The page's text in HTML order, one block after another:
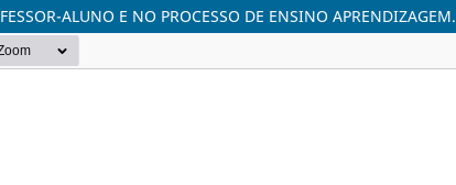
ALUNO E NO PROCESSO DE ENSINO APRENDIZAGEM.